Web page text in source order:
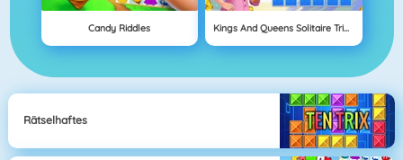
Candy Riddles Kings And Queens Solitaire Tripeaks
Rätselhaftes